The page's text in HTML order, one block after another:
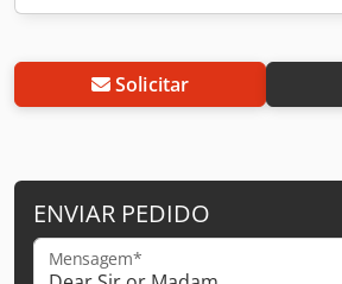
Solicitar
ENVIAR PEDIDO
Mensagem*